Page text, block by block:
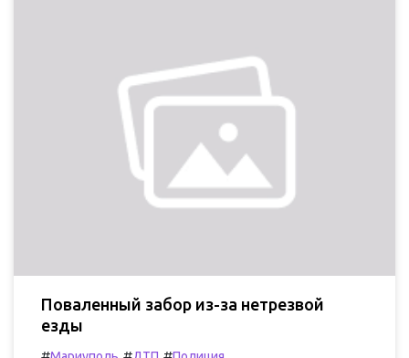
Поваленный забор из-за нетрезвой
езды